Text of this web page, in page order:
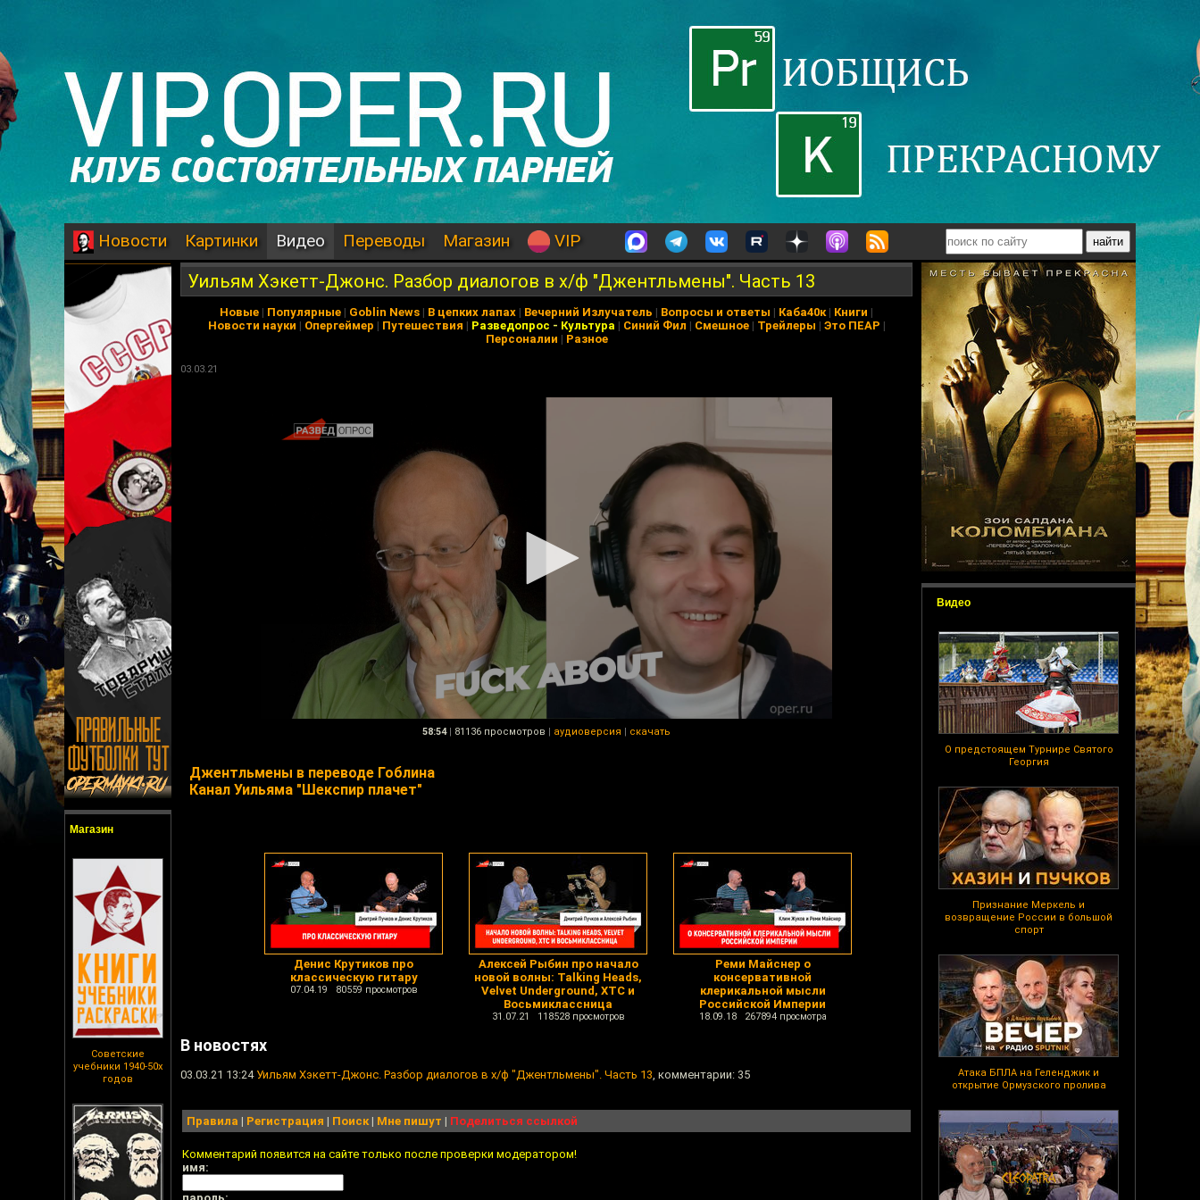
Новости Картинки Видео Переводы Магазин VIP
Магазин
Советские
учебники 1940-50х
годов
Видео
О предстоящем Турнире Святого
Георгия
Признание Меркель и
возвращение России в большой
спорт
Атака БПЛА на Геленджик и
открытие Ормузского пролива
Уильям Хэкетт-Джонс. Разбор диалогов в х/ф "Джентльмены". Часть 13
Новые | Популярные | Goblin News | В цепких лапах | Вечерний Излучатель | Вопросы и ответы | Каба40к| Книги |
Новости науки | Опергеймер | Путешествия | Разведопрос - Культура | Синий Фил | Смешное| Трейлеры | Это ПЕАР |
Персоналии | Разное
03.03.21
58:54 | 81136 просмотров | аудиоверсия | скачать
Джентльмены в переводе Гоблина
Канал Уильяма "Шекспир плачет"
Денис Крутиков про
классическую гитару
07.04.19 80559 просмотров
Алексей Рыбин про начало
новой волны: Talking Heads,
Velvet Underground, XTC и
Восьмиклассница
31.07.21 118528 просмотров
Реми Майснер о
консервативной
клерикальной мысли
Российской Империи
18.09.18 267894 просмотра
В новостях
03.03.21 13:24 Уильям Хэкетт-Джонс. Разбор диалогов в х/ф "Джентльмены". Часть 13, комментарии: 35
Правила | Регистрация | Поиск| Мне пишут | Поделиться ссылкой
Комментарий появится на сайте только после проверки модератором!
имя: